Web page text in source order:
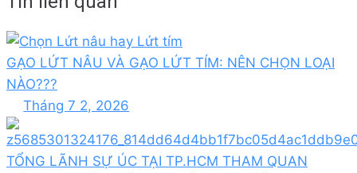
GẠO LỨT NÂU VÀ GẠO LỨT TÍM: NÊN CHỌN LOẠI
NÀO???
Tháng 7 2, 2026
TỔNG LÃNH SỰ ÚC TẠI TP.HCM THAM QUAN